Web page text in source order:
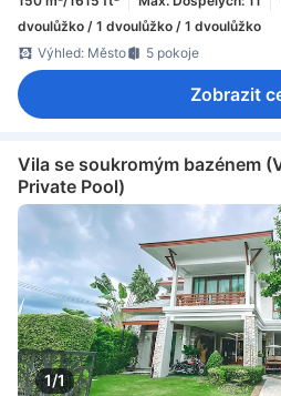
dvoulůžko / 1 dvoulůžko / 1 dvoulůžko
Výhled: Město
5 pokoje
Zobrazit
Vila se soukromým bazénem
Private Pool)
1/1